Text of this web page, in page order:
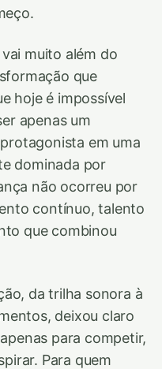
muito além do
que
hoje é impossível
apenas um
em uma
dominada por
não ocorreu por
contínuo, talento
que combinou
da trilha sonora à
deixou claro
para competir,
Para quem